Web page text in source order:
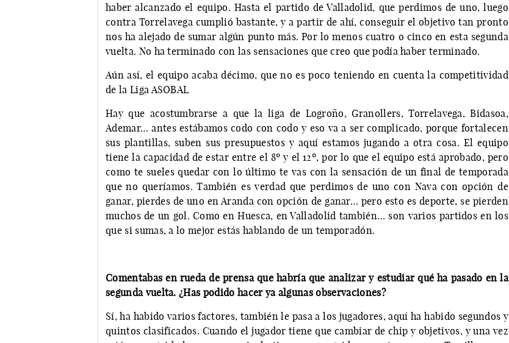
haber alcanzado el equipo. Hasta el partido de Valladolid, que perdimos de uno, luego
contra Torrelavega cumplió bastante, y a partir de ahí, conseguir el objetivo tan pronto
nos ha alejado de sumar algún punto más. Por lo menos cuatro o cinco en esta segunda
vuelta. No ha terminado con las sensaciones que creo que podía haber terminado.
Aún así, el equipo acaba décimo, que no es poco teniendo en cuenta la competitividad
de la Liga ASOBAL
Hay que acostumbrarse a que la liga de Logroño, Granollers, Torrelavega, Bidasoa,
Ademar… antes estábamos codo con codo y eso va a ser complicado, porque fortalecen
sus plantillas, suben sus presupuestos y aquí estamos jugando a otra cosa. El equipo
tiene la capacidad de estar entre el 8º y el 12º, por lo que el equipo está aprobado, pero
como te sueles quedar con lo último te vas con la sensación de un final de temporada
que no queríamos. También es verdad que perdimos de uno con Nava con opción de
ganar, pierdes de uno en Aranda con opción de ganar… pero esto es deporte, se pierden
muchos de un gol. Como en Huesca, en Valladolid también… son varios partidos en los
que si sumas, a lo mejor estás hablando de un temporadón.
Comentabas en rueda de prensa que habría que analizar y estudiar qué ha pasado en la
segunda vuelta. ¿Has podido hacer ya algunas observaciones?
Sí, ha habido varios factores, también le pasa a los jugadores, aquí ha habido segundos y
quintos clasificados. Cuando el jugador tiene que cambiar de chip y objetivos, y una vez